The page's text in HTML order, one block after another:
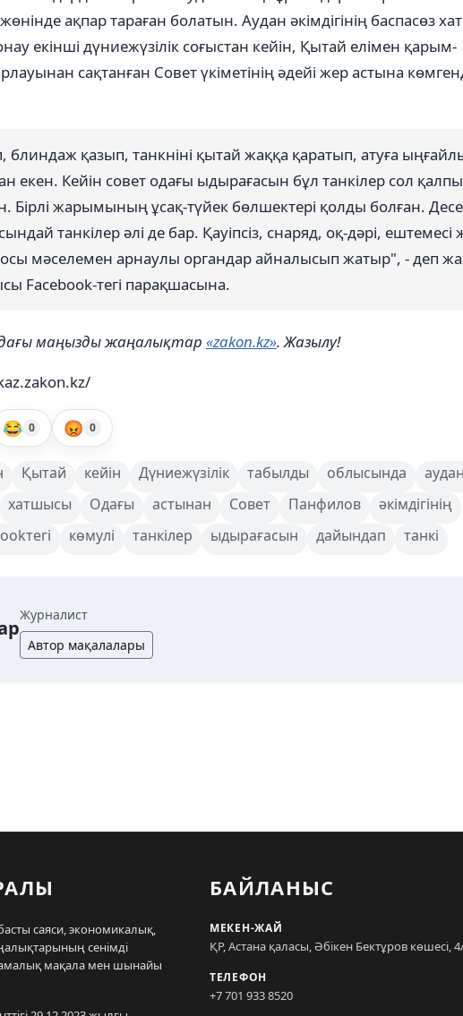
ақпар тараған болатын. Аудан әкімдігінің баспасөз
екінші дүниежүзілік соғыстан кейін, Қытай елімен қарым-
сақтанған Совет үкіметінің әдейі жер астына
блиндаж қазып, танкніні қытай жаққа қаратып, атуға
екен. Кейін совет одағы ыдырағасын бұл танкілер сол қалпы
Бірлі жарымының ұсақ-түйек бөлшектері қолды болған.
танкілер әлі де бар. Қауіпсіз, снаряд, оқ-дәрі, ештемесі
осы мәселемен арнаулы органдар айналысып жатыр", - деп
Facebook-тегі парақшасына.
маңызды жаңалықтар «zakon.kz». Жазылу!
😂 0 😡 0
Қытай кейін Дүниежүзілік табылды облысында
хатшысы Одағы астынан Совет Панфилов
әкімдігінің
көмулі танкілер ыдырағасын дайындап танкі
Журналист
Автор мақалалары
басты саяси, экономикалық,
сенімді
мақала мен шынайы
БАЙЛАНЫС
МЕКЕН-ЖАЙ
ҚР, Астана қаласы, Әбікен Бектұров көшесі,
ТЕЛЕФОН
+7 701 933 8520